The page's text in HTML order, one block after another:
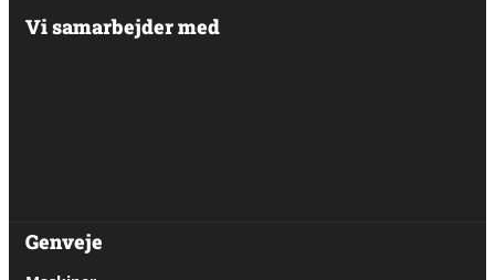
Vi samarbejder med
Genveje